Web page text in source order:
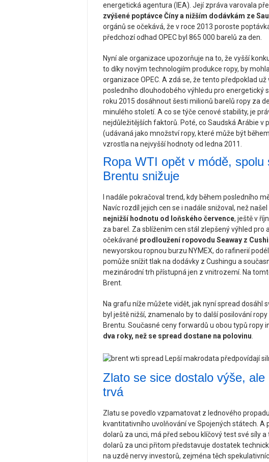
energetická agentura (IEA). Její zpráva varovala
zvýšené poptávce Číny a nižším dodávkám ze
orgánů se očekává, že v roce 2013 poroste
předchozí odhad OPEC byl 865 000 barelů za den.
Nyní ale organizace upozorňuje na to, že vyšší
to díky novým technologiím produkce ropy, by
organizace OPEC. A zdá se, že tento předpoklad
posledního dlouhodobého výhledu pro energetický
roku 2015 dosáhnout šesti milionů barelů ropy za
minulého století. A co se týče cenové stability, je
nejdůležitějších faktorů. Poté, co Saudská Arábie v
(udávaná jako množství ropy, které může být
vzrostla na nejvyšší hodnoty od ledna 2011.
Ropa WTI opět v módě,
Brentu snižuje
I nadále pokračoval trend, kdy během posledního
Navíc rozdíl jejich cen se i nadále snižoval, než
nejnižší hodnotu od loňského července, ještě v
za barel. Za sblížením cen stál zlepšený výhled
očekávané prodloužení ropovodu Seaway z
newyorskou ropnou burzu NYMEX, do rafinerií
pomůže snížit tlak na dodávky z Cushingu a
mezinárodní trh přístupná jen z vnitrozemí. Na
Brent.
Na grafu níže můžete vidět, jak nyní spread dosáhl
byl ještě nižší, znamenalo by to další posilování
Brentu. Současné ceny forwardů u obou typů ropy
dva roky, než se spread dostane na polovinu.
Zlato se sice dostalo výše,
trvá
Zlatu se povedlo vzpamatovat z lednového
kvantitativního uvolňování ve Spojených státech.
dolarů za unci, má před sebou klíčový test své síly
dolarů za unci přitom představuje dostatek
na uzdě nervy investorů, zejména těch